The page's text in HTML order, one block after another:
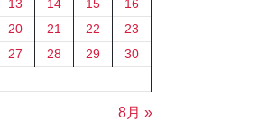
13 14 15
16
20 21 22
23
27 28 29
30
8月 »